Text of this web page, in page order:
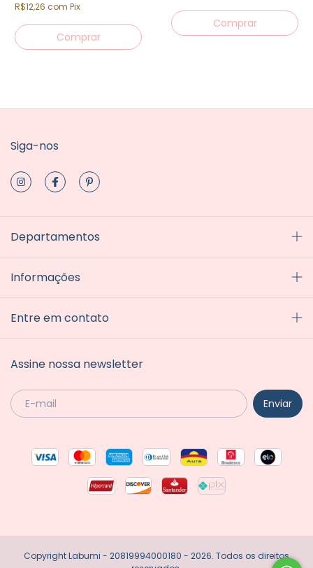
R$12,26 com Pix
Siga-nos
Departamentos
Informações
Entre em contato
Assine nossa newsletter
Copyright Labumi - 20819994000180 - 2026. Todos os direitos